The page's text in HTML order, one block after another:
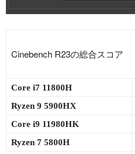
Cinebench R23の総合スコア
Core i7 11800H
Ryzen 9 5900HX
Core i9 11980HK
Ryzen 7 5800H